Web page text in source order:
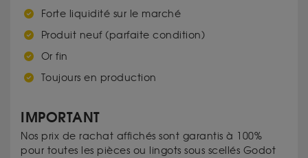
Forte liquidité sur le marché
Produit neuf (parfaite condition)
Or fin
Toujours en production
IMPORTANT
Nos prix de rachat affichés sont garantis à 100%
pour toutes les pièces ou lingots sous scellés Godot